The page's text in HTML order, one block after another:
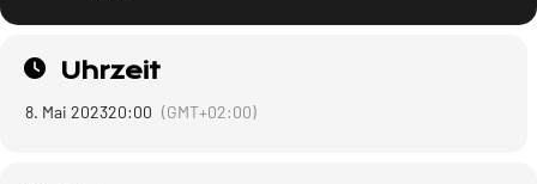
Uhrzeit
8. Mai 202320:00 (GMT+02:00)